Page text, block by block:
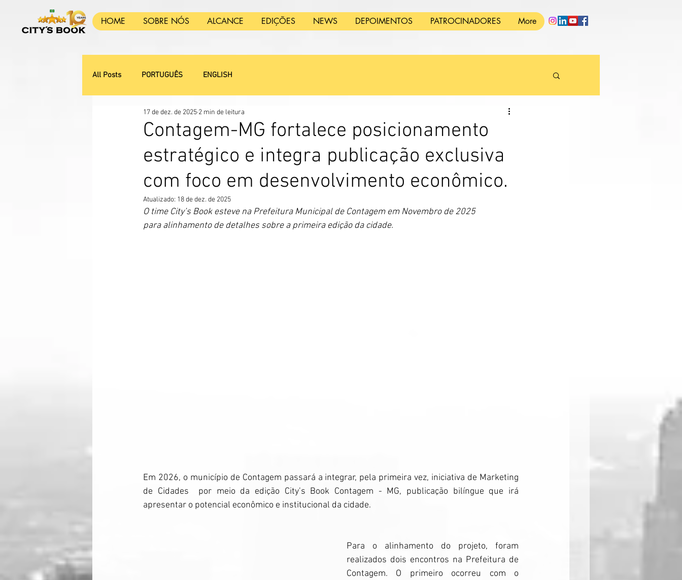
HOME SOBRE NÓS ALCANCE EDIÇÕES NEWS DEPOIMENTOS PATROCINADORES More
All Posts PORTUGUÊS ENGLISH
Contagem-MG fortalece posicionamento
estratégico e integra publicação exclusiva
com foco em desenvolvimento econômico.
17 de dez. de 2025 2 min de leitura
Atualizado: 18 de dez. de 2025
O time City’s Book esteve na Prefeitura Municipal de Contagem em Novembro de 2025
para alinhamento de detalhes sobre a primeira edição da cidade.
Em 2026, o município de Contagem passará a integrar, pela primeira vez, iniciativa de Marketing
de Cidades  por meio da edição City’s Book Contagem - MG, publicação bilíngue que irá
apresentar o potencial econômico e institucional da cidade.
Para o alinhamento do projeto, foram
realizados dois encontros na Prefeitura de
Contagem. O primeiro ocorreu com o